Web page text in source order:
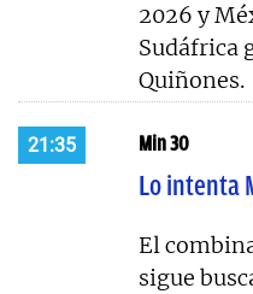
2026 y
Sudáfrica
Quiñones.
21:35 Min 30
Lo intenta
El
sigue